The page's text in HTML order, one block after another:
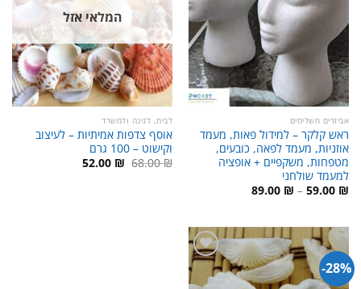
אביזרים משלימים
ראש קלקר – למידול פאות, מעמד
אוזניות, מעמד לפאה, כובעים,
מטפחות, משקפיים + אופציה
למעמד שולחני
59.00 ₪
–
89.00 ₪ טווח
מחירים:
⁦89.00 ₪⁩
המלאי אזל
לבית, לגינה ולמשרד
אוסף צדפות אמיתיות – לעיצוב
וקישוט – 100 גרם
68.00₪ המחיר
המקורי
52.00 ₪ המחיר
הנוכחי
28%-